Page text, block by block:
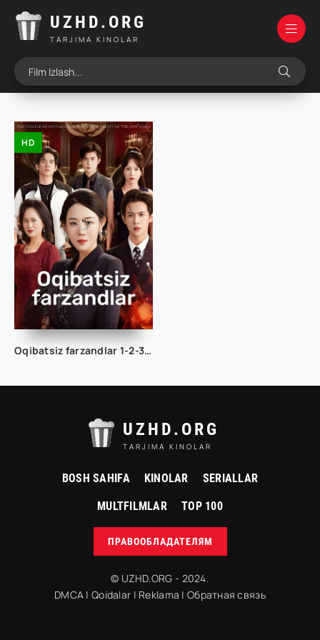
UZHD.ORG
TARJIMA KINOLAR
HD
Oqibatsiz farzandlar 1-2-3-4-5-6-10-20-30-35-45-50-60 Qism drama koreya seriali Uzbek tilida Barcha qismlar 2026 HD
UZHD.ORG
TARJIMA KINOLAR
BOSH SAHIFA KINOLAR SERIALLAR
MULTFILMLAR TOP 100
ПРАВООБЛАДАТЕЛЯМ
© UZHD.ORG - 2024.
DMCA |Qoidalar | Reklama | Обратная связь